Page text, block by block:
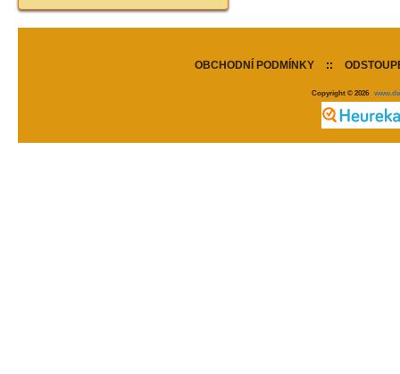
OBCHODNÍ PODMÍNKY ::
Copyright © 2026